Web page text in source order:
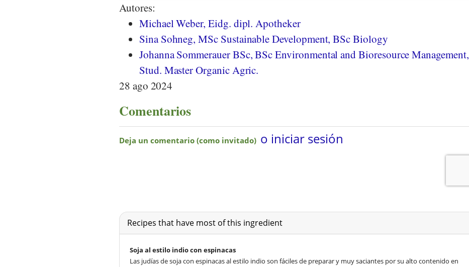
Autores:
Michael Weber, Eidg. dipl. Apotheker
Sina Sohneg, MSc Sustainable Development, BSc Biology
Johanna Sommerauer BSc, BSc Environmental and Bioresource Management,
Stud. Master Organic Agric.
28 ago 2024
Comentarios
Recipes that have most of this ingredient
Soja al estilo indio con espinacas
Las judías de soja con espinacas al estilo indio son fáciles de preparar y muy saciantes por su alto contenido en